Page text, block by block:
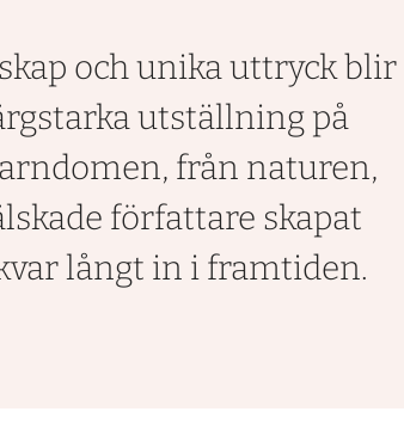
och unika uttryck blir
utställning på
från naturen,
författare skapat
långt in i framtiden.